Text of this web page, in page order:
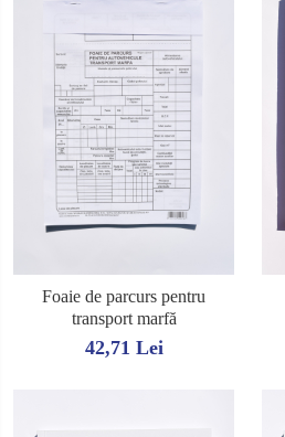
Foaie de parcurs pentru
transport marfă
42,71 Lei